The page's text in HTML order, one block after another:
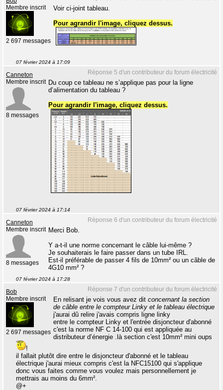
Membre inscrit
2 697 messages
Voir ci-joint tableau.
Pour agrandir l'image, cliquez dessus.
07 février 2024 à 17:09
Réponse 5 d'un contributeur du forum électricité
Canneton
Membre inscrit
8 messages
Du coup ce tableau ne s’applique pas pour la ligne
d’alimentation du tableau ?
Pour agrandir l'image, cliquez dessus.
07 février 2024 à 17:14
Réponse 6 d'un contributeur du forum électricité
Canneton
Membre inscrit
8 messages
Merci Bob.
Y a-t-il une norme concernant le câble lui-même ?
Je souhaiterais le faire passer dans un tube IRL.
Est-il préférable de passer 4 fils de 10mm² ou un câble de
4G10 mm² ?
07 février 2024 à 17:28
Réponse 7 d'un contributeur du forum électricité
Bob
Membre inscrit
2 697 messages
En relisant je vois vous avez dit concernant la section
de câble entre le compteur Linky et le tableau électrique
j'aurai dû relire j'avais compris ligne linky
entre le compteur Linky et l'entrée disjoncteur d'abonné
c'est la norme NF C 14-100 qui est appliquée au
distributeur d’énergie .là section c'est 10mm² mini oups
!
il fallait plutôt dire entre le disjoncteur d'abonné et le tableau
électrique j'aurai mieux compris c'est la NFC15100 qui s'applique
donc vous faites comme vous voulez mais personnellement je
mettrais au moins du 6mm².
@+